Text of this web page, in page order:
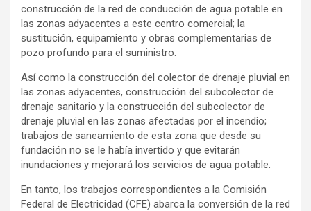
construcción de la red de conducción de agua potable en
las zonas adyacentes a este centro comercial; la
sustitución, equipamiento y obras complementarias de
pozo profundo para el suministro.
Así como la construcción del colector de drenaje pluvial en
las zonas adyacentes, construcción del subcolector de
drenaje sanitario y la construcción del subcolector de
drenaje pluvial en las zonas afectadas por el incendio;
trabajos de saneamiento de esta zona que desde su
fundación no se le había invertido y que evitarán
inundaciones y mejorará los servicios de agua potable.
En tanto, los trabajos correspondientes a la Comisión
Federal de Electricidad (CFE) abarca la conversión de la red